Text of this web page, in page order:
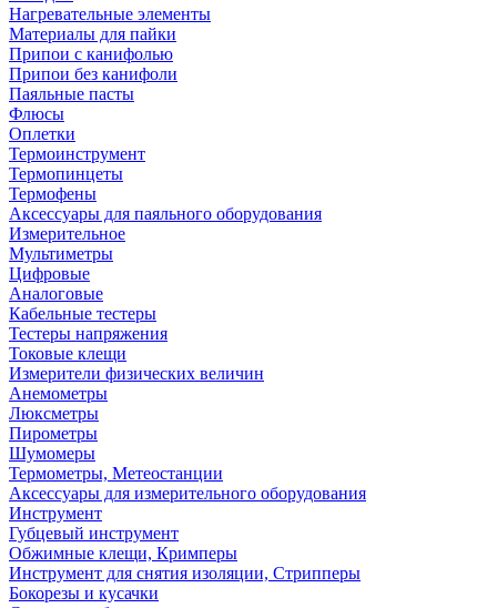
Нагревательные элементы
Материалы для пайки
Припои с канифолью
Припои без канифоли
Паяльные пасты
Флюсы
Оплетки
Термоинструмент
Термопинцеты
Термофены
Аксессуары для паяльного оборудования
Измерительное
Мультиметры
Цифровые
Аналоговые
Кабельные тестеры
Тестеры напряжения
Токовые клещи
Измерители физических величин
Анемометры
Люксметры
Пирометры
Шумомеры
Термометры, Метеостанции
Аксессуары для измерительного оборудования
Инструмент
Губцевый инструмент
Обжимные клещи, Кримперы
Инструмент для снятия изоляции, Стрипперы
Бокорезы и кусачки